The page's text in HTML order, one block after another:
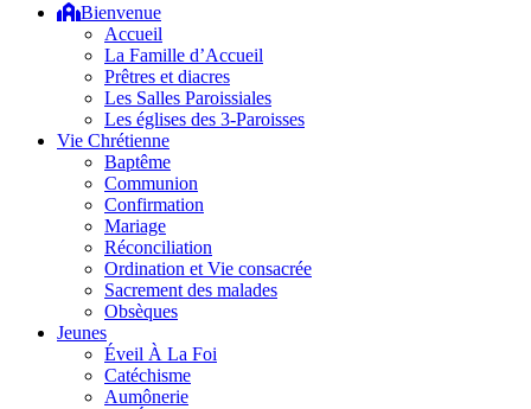
Bienvenue
Accueil
La Famille d’Accueil
Prêtres et diacres
Les Salles Paroissiales
Les églises des 3-Paroisses
Vie Chrétienne
Baptême
Communion
Confirmation
Mariage
Réconciliation
Ordination et Vie consacrée
Sacrement des malades
Obsèques
Jeunes
Éveil À La Foi
Catéchisme
Aumônerie